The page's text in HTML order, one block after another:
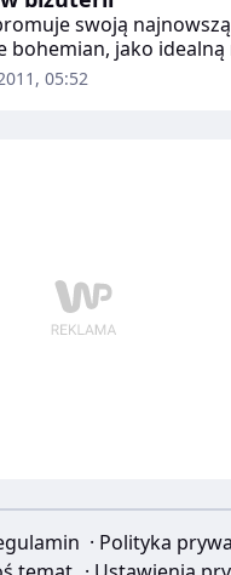
swoją
bohemian, jako idealną
05:52
· Polityka